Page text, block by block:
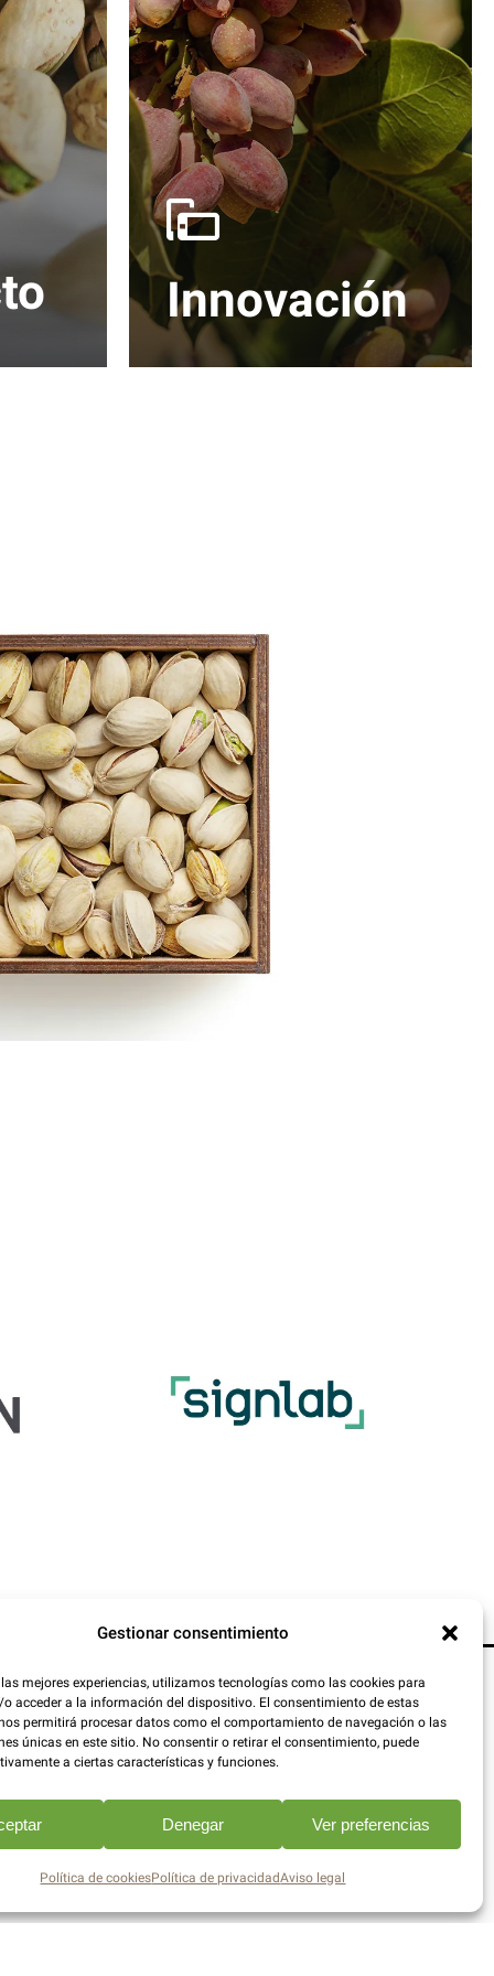
Gestionar consentimiento
mejores experiencias, utilizamos tecnologías como las cookies para
acceder a la información del dispositivo. El consentimiento de estas
permitirá procesar datos como el comportamiento de navegación o las
únicas en este sitio. No consentir o retirar el consentimiento, puede
a ciertas características y funciones.
Denegar Ver preferencias
Política de cookiesPolítica de privacidadAviso legal
Innovación